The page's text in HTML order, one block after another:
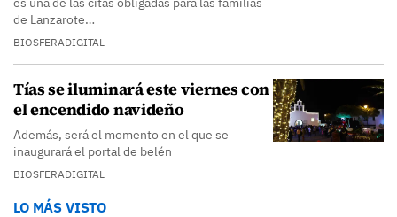
de Lanzarote…
BIOSFERADIGITAL
Tías se iluminará este viernes con
el encendido navideño
Además, será el momento en el que se
inaugurará el portal de belén
BIOSFERADIGITAL
LO MÁS VISTO